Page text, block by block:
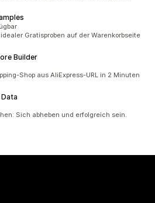
Gratisproben auf der Warenkorbseite
Builder
Shop aus AliExpress-URL in 2 Minuten
Sich abheben und erfolgreich sein.